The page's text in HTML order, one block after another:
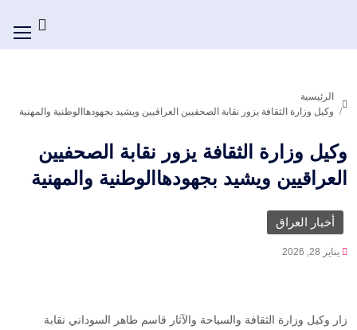
الرئيسية
وكيل وزارة الثقافة يزور نقابة الصحفيين العراقيين ويشيد بجهودهاالوطنية والمهنية
وكيل وزارة الثقافة يزور نقابة الصحفيين
العراقيين ويشيد بجهودهاالوطنية والمهنية
أخبار العراق
يناير 28, 2026
زار وكيل وزارة الثقافة والسياحة والآثار قاسم طاهر السوداني نقابة